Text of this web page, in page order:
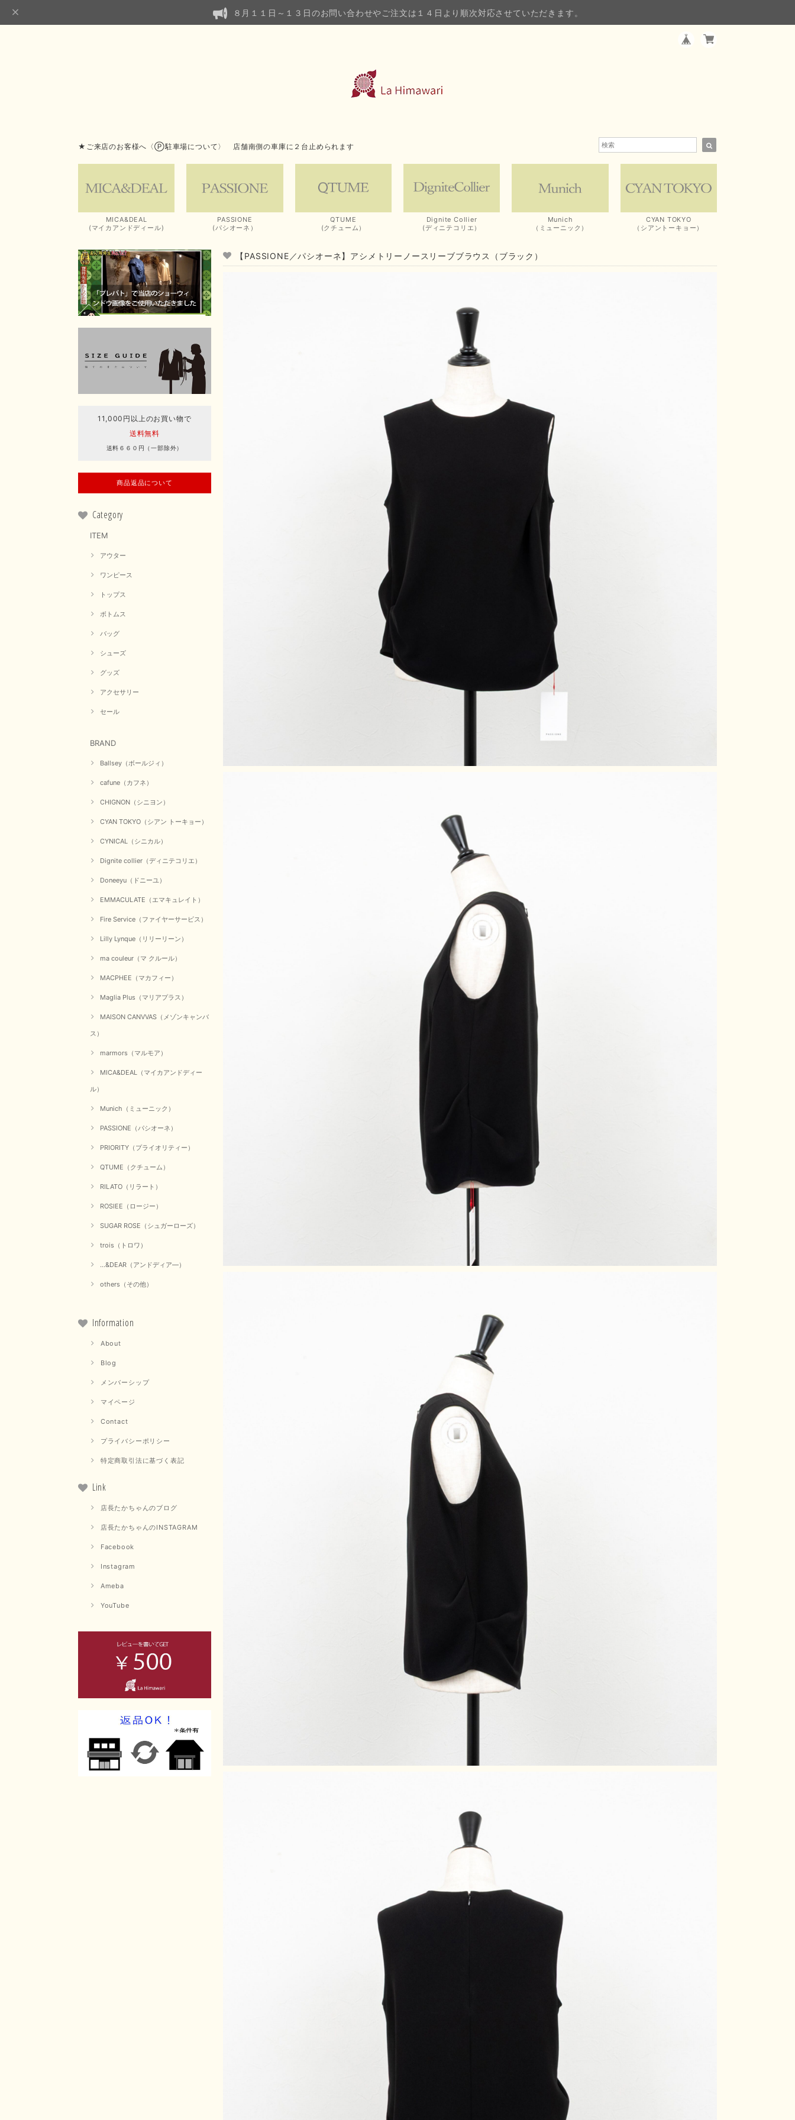
８月１１日～１３日のお問い合わせやご注文は１４日より順次対応させていただきます。
★ご来店のお客様へ〈Ⓟ駐車場について〉 店舗南側の車庫に２台止められます
MICA&DEAL
(マイカアンドディール)
PASSIONE
(パシオーネ）
QTUME
(クチューム）
Dignite Collier
(ディニテコリエ）
Munich
（ミューニック）
CYAN TOKYO
（シアントーキョー）
11,000円以上のお買い物で
送料無料
送料６６０円（一部除外）
商品返品について
Category
ITEM
アウター
ワンピース
トップス
ボトムス
バッグ
シューズ
グッズ
アクセサリー
セール
BRAND
Ballsey（ボールジィ）
cafune（カフネ）
CHIGNON（シニヨン）
CYAN TOKYO（シアン トーキョー）
CYNICAL（シニカル）
Dignite collier（ディニテコリエ）
Doneeyu（ドニーユ）
EMMACULATE（エマキュレイト）
Fire Service（ファイヤーサービス）
Lilly Lynque（リリーリーン）
ma couleur（マ クルール）
MACPHEE（マカフィー）
Maglia Plus（マリアプラス）
MAISON CANVVAS（メゾンキャンバ
ス）
marmors（マルモア）
MICA&DEAL（マイカアンドディー
ル）
Munich（ミューニック）
PASSIONE（パシオーネ）
PRIORITY（プライオリティー）
QTUME（クチューム）
RILATO（リラート）
ROSIEE（ロージー）
SUGAR ROSE（シュガーローズ）
trois（トロワ）
...&DEAR（アンドディア―）
others（その他）
Information
About
Blog
メンバーシップ
マイページ
Contact
プライバシーポリシー
特定商取引法に基づく表記
Link
店長たかちゃんのブログ
店長たかちゃんのINSTAGRAM
Facebook
Instagram
Ameba
YouTube
【PASSIONE／パシオーネ】アシメトリーノースリーブブラウス（ブラック）